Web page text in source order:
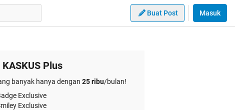
Buat Post Masuk
KASKUS Plus
banyak hanya dengan 25 ribu/bulan!
Exclusive
Exclusive